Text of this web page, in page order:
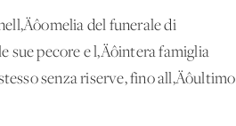
del funerale di
pecore e l‚Äôintera famiglia
senza riserve, fino all‚Äôultimo